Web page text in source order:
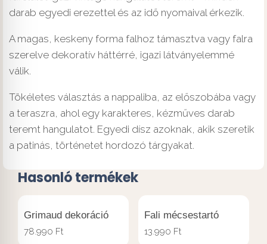
darab egyedi erezettel és az idő nyomaival érkezik.
A magas, keskeny forma falhoz támasztva vagy falra
szerelve dekoratív háttérré, igazi látványelemmé
válik.
Tökéletes választás a nappaliba, az előszobába vagy
a teraszra, ahol egy karakteres, kézműves darab
teremt hangulatot. Egyedi dísz azoknak, akik szeretik
a patinás, történetet hordozó tárgyakat.
Hasonló termékek
Grimaud dekoráció
78.990 Ft
Fali mécsestartó
13.990 Ft